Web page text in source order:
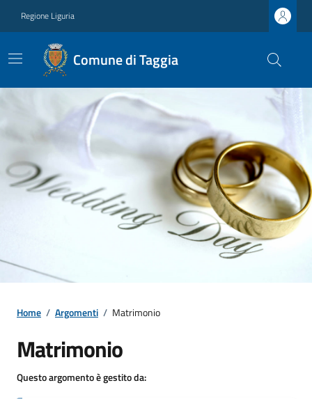
Regione Liguria
Comune di Taggia
Home / Argomenti / Matrimonio
Matrimonio
Questo argomento è gestito da: